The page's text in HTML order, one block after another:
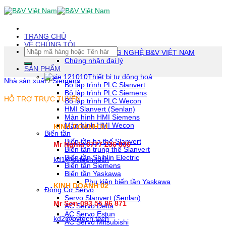
Skip
To
(tạm
dịch)
TRANG CHỦ
VỀ CHÚNG TÔI
CÔNG TY TNHH CÔNG NGHỆ B&V VIỆT NAM
Chứng nhận đại lý
SẢN PHẨM
Thiết bị tự động hoá
Bộ lập trình PLC Slanvert
Bộ lập trình PLC Siemens
Bộ lập trình PLC Wecon
HMI Slanvert (Senlan)
Màn hình HMI Siemens
Màn hình HMI Wecon
Biến tần
Biến tần hạ thế Slanvert
Biến tần trung thế Slanvert
Biến tần Shihlin Electric
Biến tần Siemens
Biến tần Yaskawa
Phụ kiện biến tần Yaskawa
Động Cơ Servo
Servo Slanvert (Senlan)
AC Servo Delta
AC Servo Estun
AC Servo Mitsubishi
Tìm
kiếm:
Nhà sản xuất / Siemens
HỖ TRỢ TRỰC TUYẾN
KINH DOANH 01
Mr Nghĩa 0777 236 836
kd1@bvtech.tech
KINH DOANH02
Mr Sơn093 55 86 871
kd2@bvtech.tech